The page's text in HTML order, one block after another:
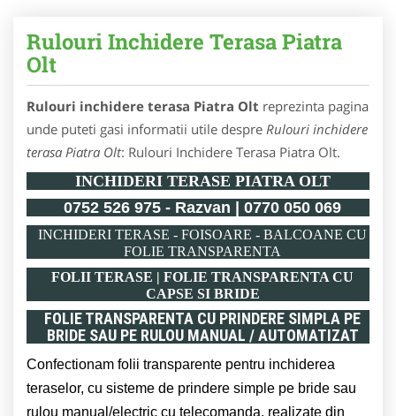
Rulouri Inchidere Terasa Piatra
Olt
Rulouri inchidere terasa Piatra Olt reprezinta pagina
unde puteti gasi informatii utile despre Rulouri inchidere
terasa Piatra Olt: Rulouri Inchidere Terasa Piatra Olt.
INCHIDERI TERASE PIATRA OLT
0752 526 975 - Razvan | 0770 050 069
INCHIDERI TERASE - FOISOARE - BALCOANE CU
FOLIE TRANSPARENTA
FOLII TERASE | FOLIE TRANSPARENTA CU
CAPSE SI BRIDE
FOLIE TRANSPARENTA CU PRINDERE SIMPLA PE
BRIDE SAU PE RULOU MANUAL / AUTOMATIZAT
Confectionam folii transparente pentru inchiderea
teraselor, cu sisteme de prindere simple pe bride sau
rulou manual/electric cu telecomanda, realizate din